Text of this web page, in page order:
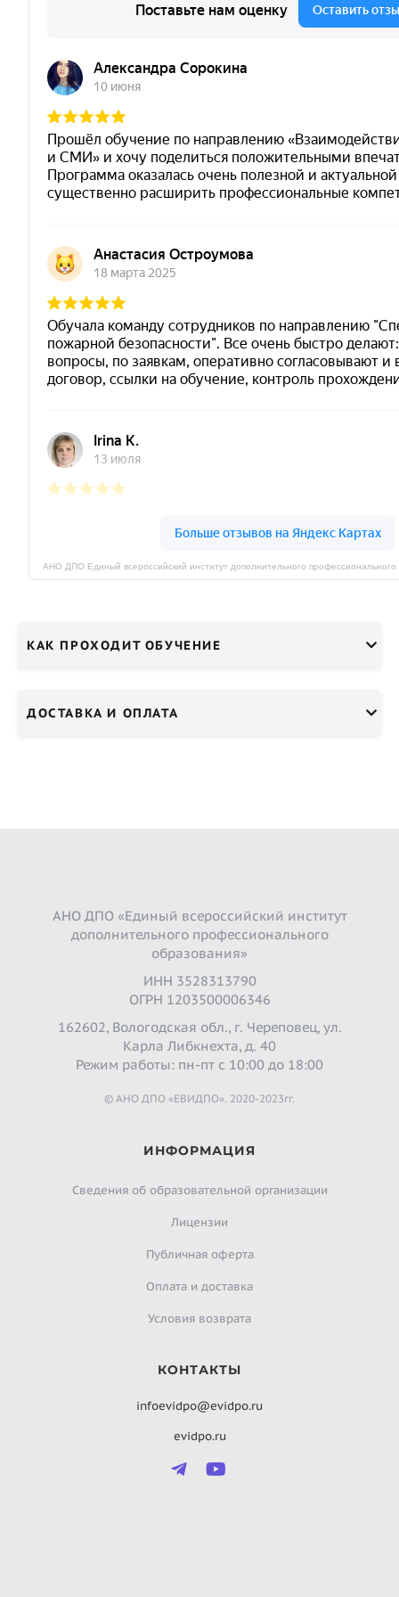
КАК ПРОХОДИТ ОБУЧЕНИЕ
ДОСТАВКА И ОПЛАТА
АНО ДПО «Единый всероссийский институт
дополнительного профессионального
образования»
ИНН 3528313790
ОГРН 1203500006346
162602, Вологодская обл., г. Череповец, ул.
Карла Либкнехта, д. 40
Режим работы: пн-пт с 10:00 до 18:00
© АНО ДПО «ЕВИДПО». 2020-2023гг.
ИНФОРМАЦИЯ
Сведения об образовательной организации
Лицензии
Публичная оферта
Оплата и доставка
Условия возврата
КОНТАКТЫ
infoevidpo@evidpo.ru
evidpo.ru